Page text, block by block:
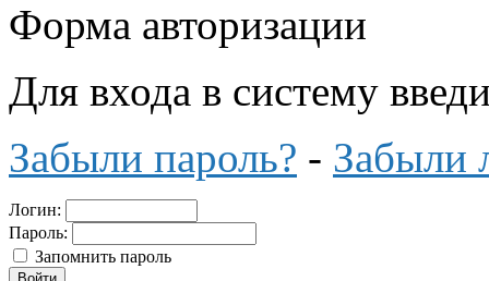
Форма авторизации
Для входа в систему
Забыли пароль? - Забыли
Логин:
Пароль:
Запомнить пароль